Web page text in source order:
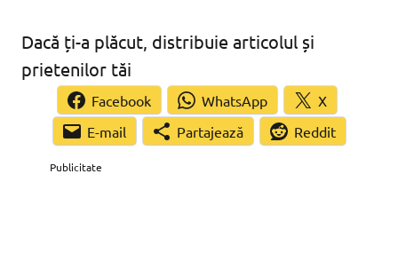
Dacă ți-a plăcut, distribuie articolul și
prietenilor tăi
Facebook WhatsApp
X
Partajează
Reddit
Publicitate